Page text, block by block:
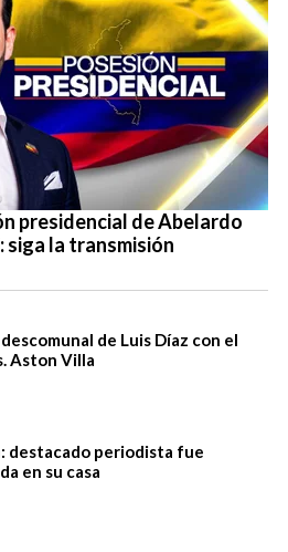
presidencial de Abelardo
siga la transmisión
de Luis Díaz con el
Aston Villa
destacado periodista fue
en su casa